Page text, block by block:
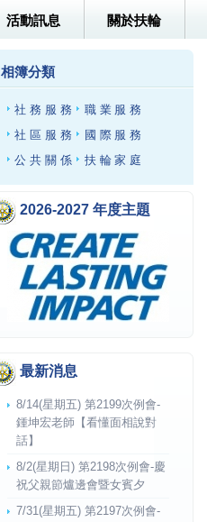
活動訊息 關於扶輪
相簿分類
社務服務
職業服務
社區服務
國際服務
公共關係
扶輪家庭
2026-2027 年度主題
最新消息
8/14(星期五) 第2199次例會-
鍾坤宏老師【看懂面相說對
話】
8/2(星期日) 第2198次例會-慶
祝父親節爐邊會暨女賓夕
7/31(星期五) 第2197次例會-